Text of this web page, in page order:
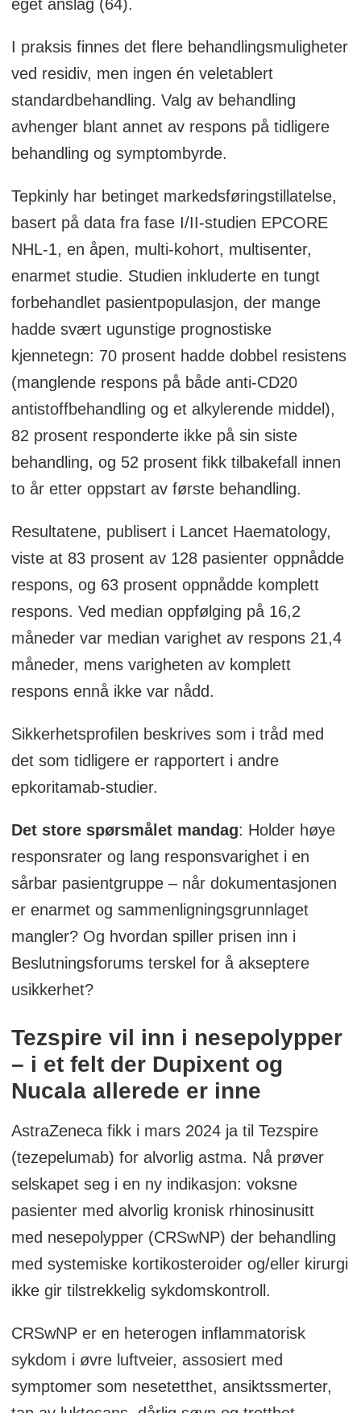
eget anslag (64).
I praksis finnes det flere behandlingsmuligheter
ved residiv, men ingen én veletablert
standardbehandling. Valg av behandling
avhenger blant annet av respons på tidligere
behandling og symptombyrde.
Tepkinly har betinget markedsføringstillatelse,
basert på data fra fase I/II-studien EPCORE
NHL-1, en åpen, multi-kohort, multisenter,
enarmet studie. Studien inkluderte en tungt
forbehandlet pasientpopulasjon, der mange
hadde svært ugunstige prognostiske
kjennetegn: 70 prosent hadde dobbel resistens
(manglende respons på både anti-CD20
antistoffbehandling og et alkylerende middel),
82 prosent responderte ikke på sin siste
behandling, og 52 prosent fikk tilbakefall innen
to år etter oppstart av første behandling.
Resultatene, publisert i Lancet Haematology,
viste at 83 prosent av 128 pasienter oppnådde
respons, og 63 prosent oppnådde komplett
respons. Ved median oppfølging på 16,2
måneder var median varighet av respons 21,4
måneder, mens varigheten av komplett
respons ennå ikke var nådd.
Sikkerhetsprofilen beskrives som i tråd med
det som tidligere er rapportert i andre
epkoritamab-studier.
Det store spørsmålet mandag: Holder høye
responsrater og lang responsvarighet i en
sårbar pasientgruppe – når dokumentasjonen
er enarmet og sammenligningsgrunnlaget
mangler? Og hvordan spiller prisen inn i
Beslutningsforums terskel for å akseptere
usikkerhet?
Tezspire vil inn i nesepolypper
– i et felt der Dupixent og
Nucala allerede er inne
AstraZeneca fikk i mars 2024 ja til Tezspire
(tezepelumab) for alvorlig astma. Nå prøver
selskapet seg i en ny indikasjon: voksne
pasienter med alvorlig kronisk rhinosinusitt
med nesepolypper (CRSwNP) der behandling
med systemiske kortikosteroider og/eller kirurgi
ikke gir tilstrekkelig sykdomskontroll.
CRSwNP er en heterogen inflammatorisk
sykdom i øvre luftveier, assosiert med
symptomer som nesetetthet, ansiktssmerter,